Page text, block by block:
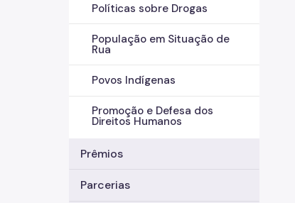
Políticas sobre Drogas
População em Situação de
Rua
Povos Indígenas
Promoção e Defesa dos
Direitos Humanos
Prêmios
Parcerias